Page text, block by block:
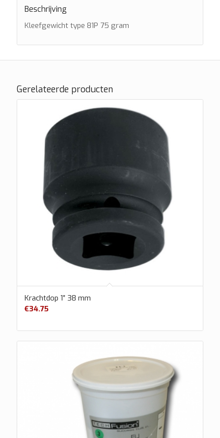
Beschrijving
Kleefgewicht type 81P 75 gram
Gerelateerde producten
Krachtdop 1″ 38 mm
€34.75